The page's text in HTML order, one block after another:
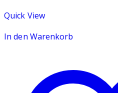
Quick View
In den Warenkorb